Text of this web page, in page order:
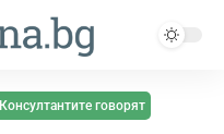
Консултантите говорят